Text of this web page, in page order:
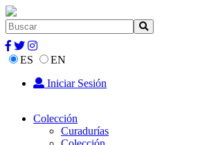
ES
EN
Iniciar Sesión
Colección
Curadurías